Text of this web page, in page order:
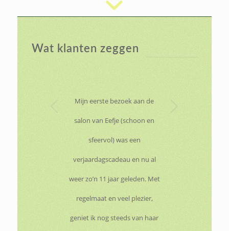
Wat klanten zeggen
Mijn eerste bezoek aan de
salon van Eefje (schoon en
sfeervol) was een
verjaardagscadeau en nu al
weer zo’n 11 jaar geleden. Met
regelmaat en veel plezier,
geniet ik nog steeds van haar
Volgende